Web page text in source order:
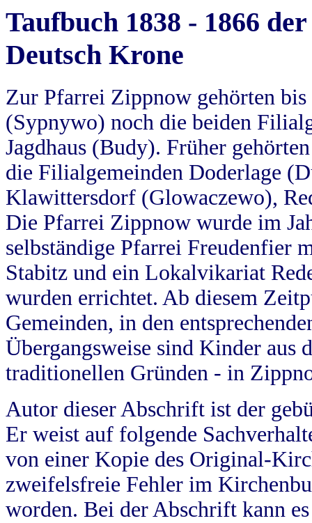
Taufbuch 1838 - 1866
Deutsch Krone
Zur Pfarrei Zippnow gehörten
(Sypnywo) noch die beiden
Jagdhaus (Budy). Früher
die Filialgemeinden Doderlage
Klawittersdorf (Glowaczewo),
Die Pfarrei Zippnow wurde im
selbständige Pfarrei Freudenfier
Stabitz und ein Lokalvikariat
wurden errichtet. Ab diesem
Gemeinden, in den
Übergangsweise sind Kinder aus
traditionellen Gründen - in
Autor dieser Abschrift ist der
Er weist auf folgende
von einer Kopie des Original-
zweifelsfreie Fehler im
worden. Bei der Abschrift kann